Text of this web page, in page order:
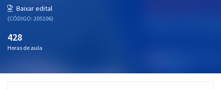
Questões grátis
Conteúdo gratuito
Baixar edital
(CÓDIGO: 205106)
428
Horas de aula